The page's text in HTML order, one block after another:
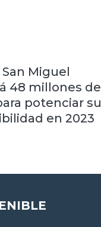
Miguel
48 millones de
potenciar su
en 2023